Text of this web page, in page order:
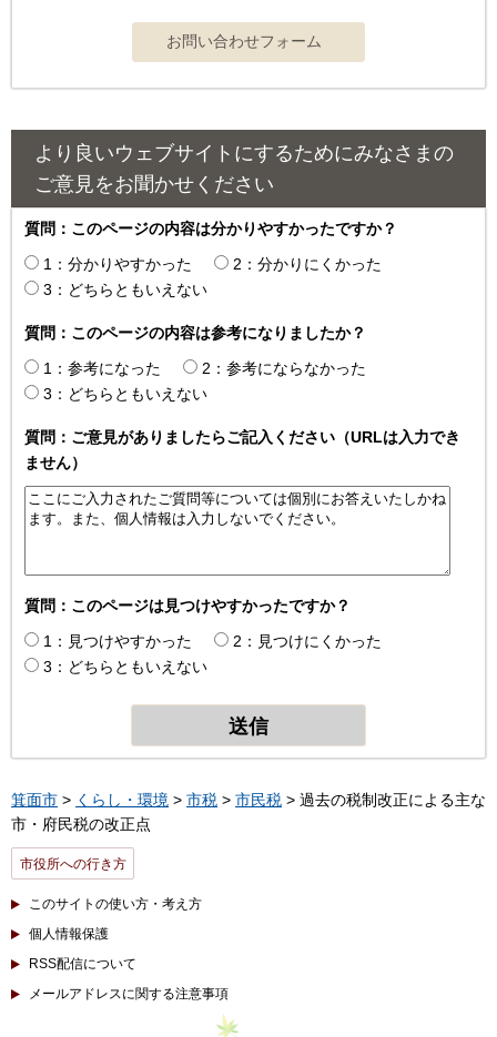
より良いウェブサイトにするためにみなさまの
ご意見をお聞かせください
質問：このページの内容は分かりやすかったですか？
1：分かりやすかった
2：分かりにくかった
3：どちらともいえない
質問：このページの内容は参考になりましたか？
1：参考になった
2：参考にならなかった
3：どちらともいえない
質問：ご意見がありましたらご記入ください（URLは入力でき
ません）
質問：このページは見つけやすかったですか？
1：見つけやすかった
2：見つけにくかった
3：どちらともいえない
箕面市 > くらし・環境 > 市税 > 市民税 > 過去の税制改正による主な
市・府民税の改正点
市役所への行き方
このサイトの使い方・考え方
個人情報保護
RSS配信について
メールアドレスに関する注意事項